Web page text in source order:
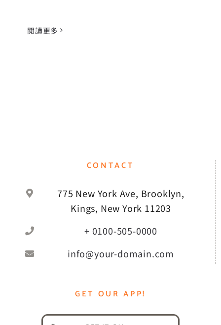
閱讀更多
CONTACT
775 New York Ave, Brooklyn,
Kings, New York 11203
+ 0100-505-0000
info@your-domain.com
GET OUR APP!